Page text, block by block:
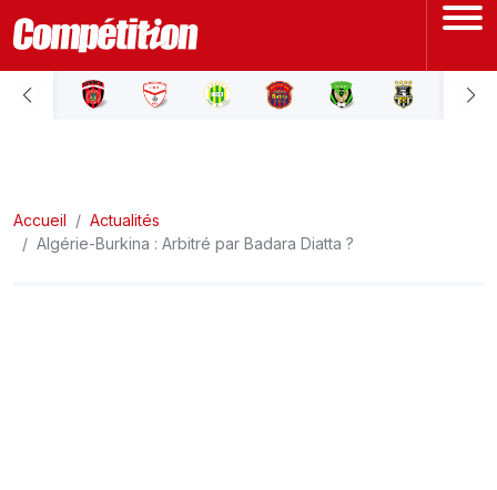
ACCUEIL
LIGUE 2
Accueil
Actualités
Algérie-Burkina : Arbitré par Badara Diatta ?